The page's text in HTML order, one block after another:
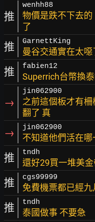
推
wenhh88
物價是跌不下去
了
推 GarnettKing
曼谷交通實在太
推 fabien12
Superrich台幣換
→
jin062900
之前這個板才有
翻了 真
→ jin062900
不知道他們活在
推 tndh
還好29買一堆美
推 cgs99999
免費機票都已經
推 tndh
泰國做事 不要急